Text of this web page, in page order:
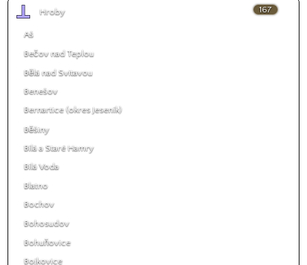
167
Hroby
Aš
Bečov nad Teplou
Bělá nad Svitavou
Benešov
Bernartice (okres Jeseník)
Běšiny
Bílá a Staré Hamry
Bílá Voda
Blatno
Bochov
Bohosudov
Bohuňovice
Bojkovice